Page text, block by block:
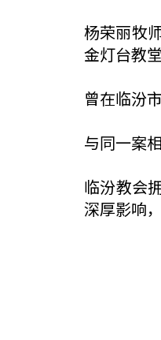
杨荣丽牧
金灯台教
曾在临汾
与同一案
临汾教会
深厚影响